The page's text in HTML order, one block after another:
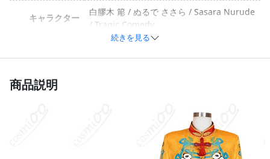
キャラクター
白膠木 簓 / ぬるで ささら / Sasara Nurude
/ Tragic Comedy
セット内容
加工に7～15営業日、配送に5～7営業日（※
土日祝除く）、合計で12～22営業日程度で
続きを見る
商品説明